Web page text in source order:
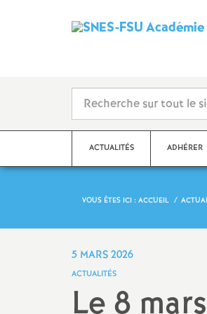
ACTUALITÉS ADHÉRER
Stages syndicaux
Adhérer au SNES-FSU
VOUS ÊTES ICI : ACCUEIL
5 MARS 2026
ACTUALITÉS
Le 8